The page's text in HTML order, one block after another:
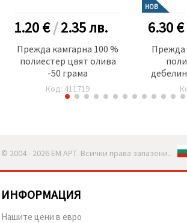
1.20 €/2.35лв.
Прежда камгарна 100 %
полиестер цвят олива
-50 грама
Код: 411719
НОВ
6.30 €
Прежда
© 2004 - 2026 ЕМ АРТ. Всички права запазени..
ИНФОРМАЦИЯ
Нашите цени в евро